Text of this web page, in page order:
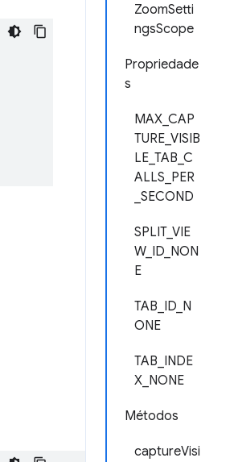
ZoomSetti
ngsScope
Propriedade
s
MAX_CAP
TURE_VISIB
LE_TAB_C
ALLS_PER
_SECOND
SPLIT_VIE
W_ID_NON
E
TAB_ID_N
ONE
TAB_INDE
X_NONE
Métodos
captureVisi